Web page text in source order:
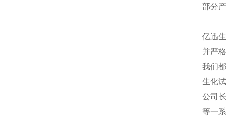
部分
亿迅
并严
我们
生化
公司
等一